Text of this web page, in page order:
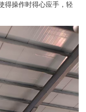
得操作时得心应手，轻